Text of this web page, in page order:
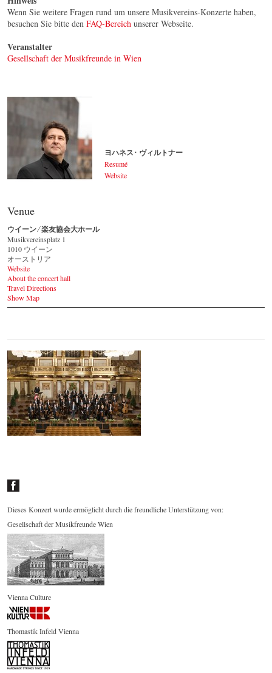
Wenn Sie weitere Fragen rund um unsere Musikvereins-Konzerte haben,
besuchen Sie bitte den FAQ-Bereich unserer Webseite.
Veranstalter
Gesellschaft der Musikfreunde in Wien
ヨハネス･ ヴィルトナー
Resumé
Website
Venue
ウイーン ⁄ 楽友協会大ホール
Musikvereinsplatz 1
1010 ウイーン
オーストリア
Website
About the concert hall
Travel Directions
Show Map
Dieses Konzert wurde ermöglicht durch die freundliche Unterstützung von:
Gesellschaft der Musikfreunde Wien
Vienna Culture
Thomastik Infeld Vienna